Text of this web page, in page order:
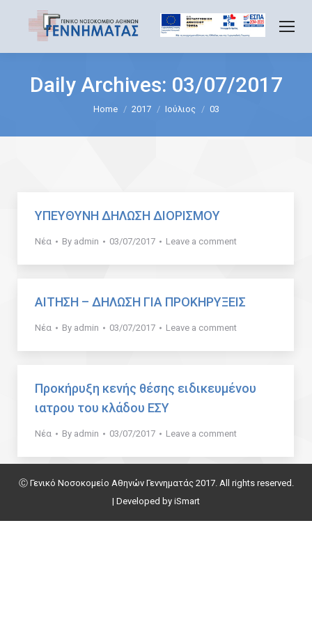
Daily Archives: 03/07/2017
Home 2017 Ιούλιος 03
ΥΠΕΥΘΥΝΗ ΔΗΛΩΣΗ ΔΙΟΡΙΣΜΟΥ
Νέα By admin 03/07/2017 Leave a comment
ΑΙΤΗΣΗ – ΔΗΛΩΣΗ ΓΙΑ ΠΡΟΚΗΡΥΞΕΙΣ
Νέα By admin 03/07/2017 Leave a comment
Προκήρυξη κενής θέσης ειδικευμένου
ιατρου του κλάδου ΕΣΥ
Νέα By admin 03/07/2017 Leave a comment
Ⓒ Γενικό Νοσοκομείο Αθηνών Γεννηματάς 2017. All rights reserved.
| Developed by iSmart